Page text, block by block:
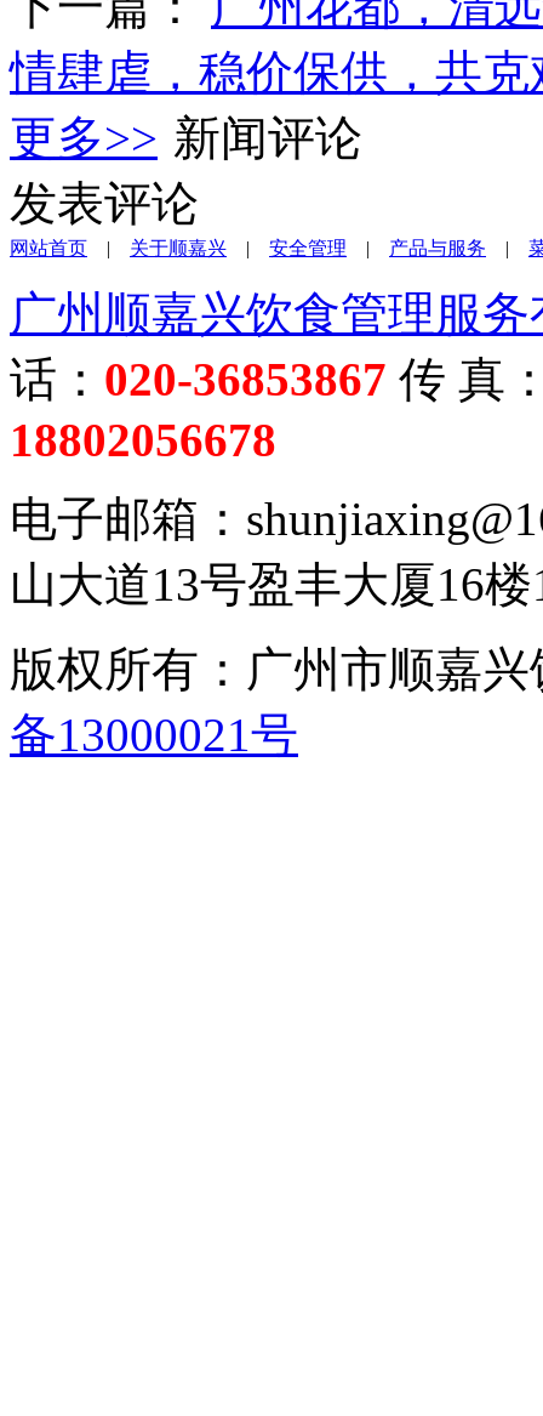
情肆虐，稳价保供，共克
更多>> 新闻评论
发表评论
网站首页 | 关于顺嘉兴 | 安全管理 | 产品与服务 |
广州顺嘉兴饮食管理服
话： 020-36853867 传 真
18802056678
电子邮箱：
山大道13号盈丰大厦16楼
版权所有：广州市顺嘉
备13000021号